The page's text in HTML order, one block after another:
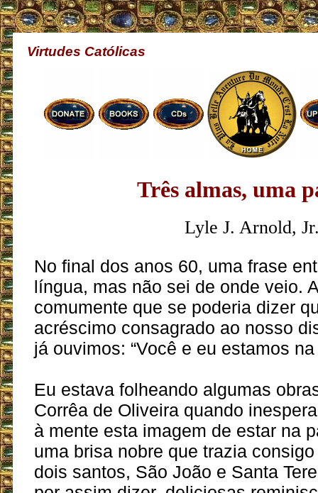
Virtudes Católicas
Três almas, uma
Lyle J. Arnold,
No final dos anos 60, uma frase
língua, mas não sei de onde veio.
comumente que se poderia dizer
acréscimo consagrado ao nosso
já ouvimos: “Você e eu estamos
Eu estava folheando algumas
Corrêa de Oliveira quando
à mente esta imagem de estar na
uma brisa nobre que trazia
dois santos, São João e Santa